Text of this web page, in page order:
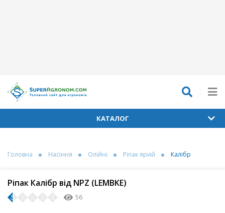
КАТАЛОГ
Головна Насіння Олійні Ріпак ярий Калібр
Ріпак Калібр від NPZ (LEMBKE)
56